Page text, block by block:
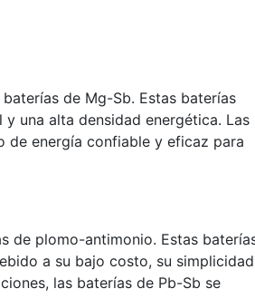
de Mg-Sb. Estas baterías
una alta densidad energética. Las
de energía confiable y eficaz para
de plomo-antimonio. Estas
a su bajo costo, su simplicidad
las baterías de Pb-Sb se